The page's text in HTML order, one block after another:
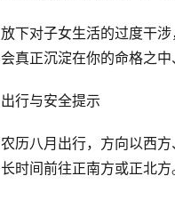
放下对子女生活的过度干
会真正沉淀在你的命格之
出行与安全提示
农历八月出行，方向以西
长时间前往正南方或正北方